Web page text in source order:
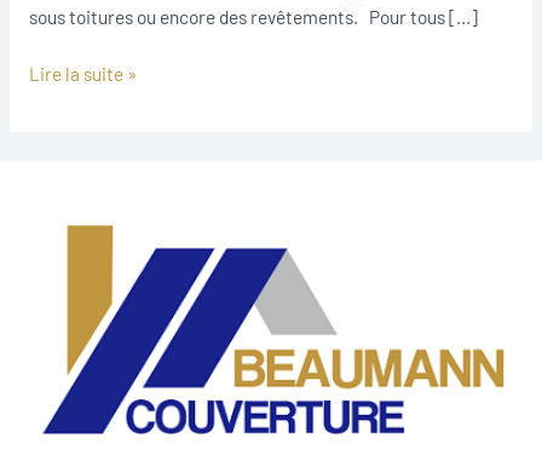
sous toitures ou encore des revêtements. Pour tous […]
Lire la suite »